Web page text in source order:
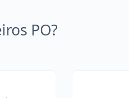
PO?